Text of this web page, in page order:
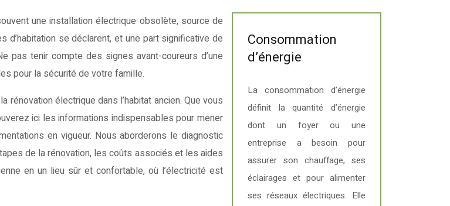
d’habitation se déclarent, et une part significative de
tenir compte des signes avant-coureurs d’une
pour la sécurité de votre famille.
électrique dans l’habitat ancien. Que vous
ici les informations indispensables pour mener
en vigueur. Nous aborderons le diagnostic
de la rénovation, les coûts associés et les aides
en un lieu sûr et confortable, où l’électricité est
Consommation
d’énergie
La consommation d’énergie
définit la quantité d’énergie
dont un foyer ou une
entreprise a besoin pour
assurer son chauffage, ses
éclairages et pour alimenter
ses réseaux électriques. Elle